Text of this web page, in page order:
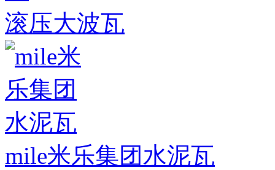
滚压大波瓦
mile米乐集团水泥瓦